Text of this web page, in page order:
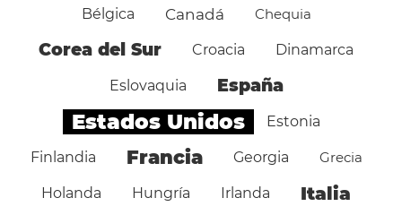
Bélgica Canadá Chequia
Corea del Sur Croacia Dinamarca
Eslovaquia España
Estados Unidos Estonia
Finlandia Francia Georgia Grecia
Holanda Hungría Irlanda Italia